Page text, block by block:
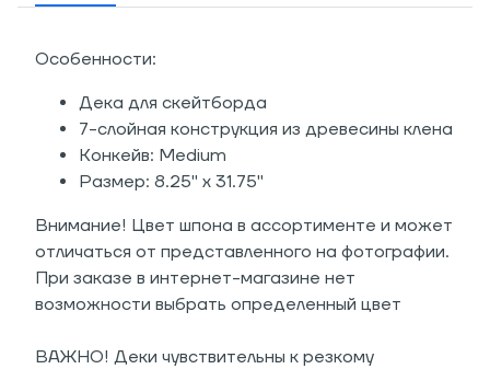
Особенности:
Дека для скейтборда
7-слойная конструкция из древесины клена
Конкейв: Medium
Размер: 8.25" x 31.75"
Внимание! Цвет шпона в ассортименте и может
отличаться от представленного на фотографии.
При заказе в интернет-магазине нет
возможности выбрать определенный цвет
ВАЖНО! Деки чувствительны к резкому